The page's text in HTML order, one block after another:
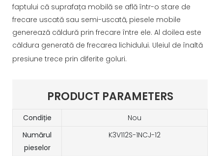
faptului că suprafața mobilă se află într-o stare de
frecare uscată sau semi-uscată, piesele mobile
generează căldură prin frecare între ele. Al doilea este
căldura generată de frecarea lichidului. Uleiul de înaltă
presiune trece prin diferite goluri.
PRODUCT PARAMETERS
Condiție
Nou
Numărul
pieselor
K3V112S-1NCJ-12